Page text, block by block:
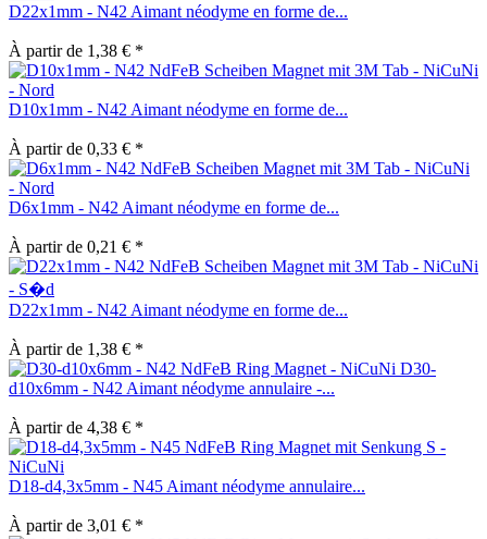
D22x1mm - N42 Aimant néodyme en forme de...
À partir de 1,38 € *
D10x1mm - N42 Aimant néodyme en forme de...
À partir de 0,33 € *
D6x1mm - N42 Aimant néodyme en forme de...
À partir de 0,21 € *
D22x1mm - N42 Aimant néodyme en forme de...
À partir de 1,38 € *
D30-
d10x6mm - N42 Aimant néodyme annulaire -...
À partir de 4,38 € *
D18-d4,3x5mm - N45 Aimant néodyme annulaire...
À partir de 3,01 € *